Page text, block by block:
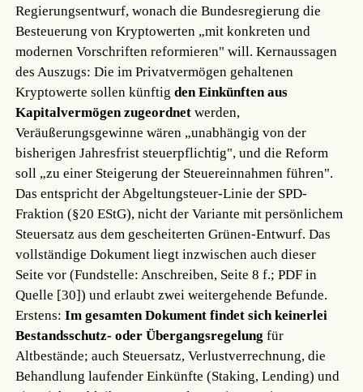
Regierungsentwurf, wonach die Bundesregierung die
Besteuerung von Kryptowerten „mit konkreten und
modernen Vorschriften reformieren" will. Kernaussagen
des Auszugs: Die im Privatvermögen gehaltenen
Kryptowerte sollen künftigden Einkünften aus
Kapitalvermögen zugeordnet werden,
Veräußerungsgewinne wären „unabhängig von der
bisherigen Jahresfrist steuerpflichtig", und die Reform
soll „zu einer Steigerung der Steuereinnahmen führen".
Das entspricht der Abgeltungsteuer-Linie der SPD-
Fraktion (§20 EStG), nicht der Variante mit persönlichem
Steuersatz aus dem gescheiterten Grünen-Entwurf. Das
vollständige Dokument liegt inzwischen auch dieser
Seite vor (Fundstelle: Anschreiben, Seite 8 f.; PDF in
Quelle [30]) und erlaubt zwei weitergehende Befunde.
Erstens:Im gesamten Dokument findet sich keinerlei
Bestandsschutz- oder Übergangsregelung für
Altbestände; auch Steuersatz, Verlustverrechnung, die
Behandlung laufender Einkünfte (Staking, Lending) und